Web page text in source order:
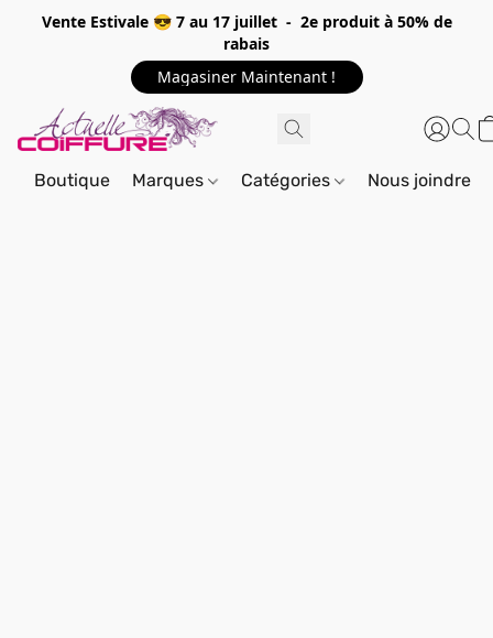
Vente Estivale 😎 7 au 17 juillet - 2e produit à 50% de
rabais
Magasiner Maintenant !
Boutique Marques Catégories Nous joindre